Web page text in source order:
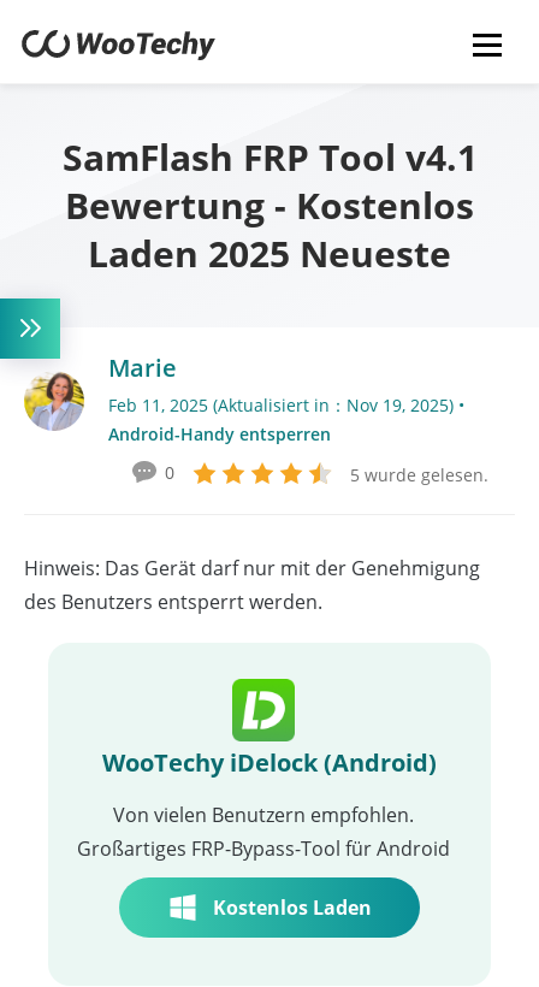
SamFlash FRP Tool v4.1
Bewertung - Kostenlos
Laden 2025 Neueste
Marie
Feb 11, 2025 (Aktualisiert in：Nov 19, 2025) •
Android-Handy entsperren
5 wurde gelesen.
0
Hinweis: Das Gerät darf nur mit der Genehmigung
des Benutzers entsperrt werden.
WooTechy iDelock (Android)
Von vielen Benutzern empfohlen.
Großartiges FRP-Bypass-Tool für Android
Kostenlos Laden